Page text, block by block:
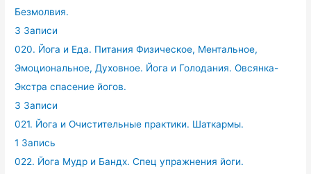
Безмолвия.
3 Записи
020. Йога и Еда. Питания Физическое, Ментальное,
Эмоциональное, Духовное. Йога и Голодания. Овсянка-
Экстра спасение йогов.
3 Записи
021. Йога и Очистительные практики. Шаткармы.
1 Запись
022. Йога Мудр и Бандх. Спец упражнения йоги.